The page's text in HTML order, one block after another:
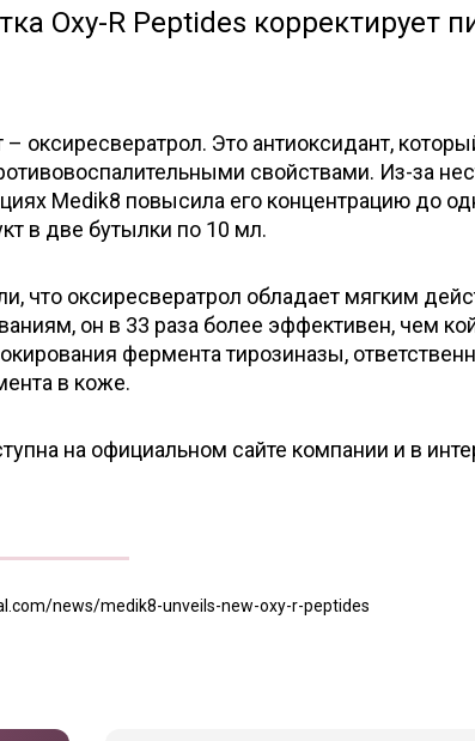
Oxy-R Peptides корректирует
оксиресвератрол. Это антиоксидант,
свойствами. Из-за
Medik8 повысила его концентрацию до
в две бутылки по 10 мл.
что оксиресвератрол обладает мягким
он в 33 раза более эффективен, чем
фермента тирозиназы,
в коже.
на официальном сайте компании и в
news/medik8-unveils-new-oxy-r-peptides